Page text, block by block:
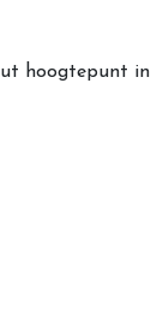
hoogtepunt